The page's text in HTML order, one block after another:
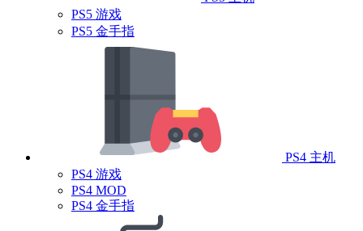
PS5 游戏
PS5 金手指
PS4 主机
PS4 游戏
PS4 MOD
PS4 金手指